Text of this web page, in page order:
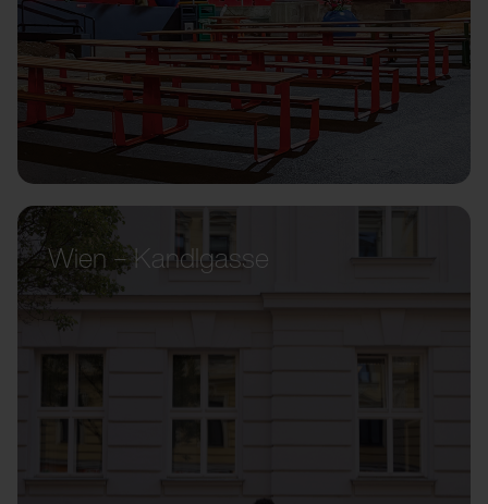
Wien – Kandlgasse